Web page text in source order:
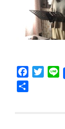
Facebook